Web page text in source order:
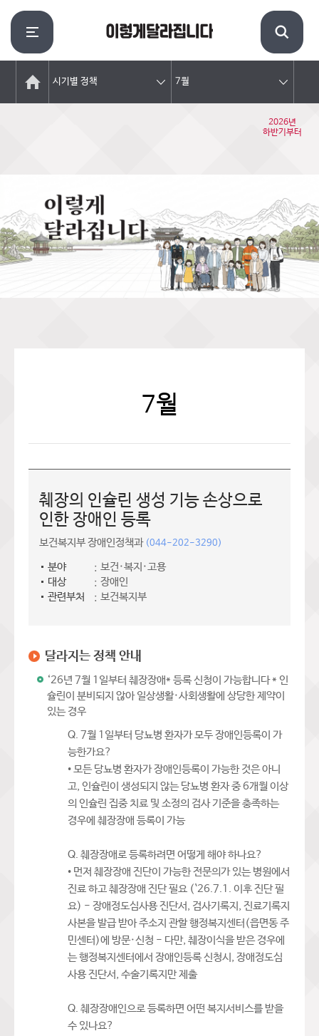
시기별 정책 7월
2026년
하반기부터
7월
췌장의 인슐린 생성 기능 손상으로
인한 장애인 등록
보건복지부 장애인정책과 (044-202-3290)
분야
보건·복지·고용
대상
장애인
관련부처
보건복지부
달라지는 정책 안내
‘26년 7월 1일부터 췌장장애* 등록 신청이 가능합니다 * 인
슐린이 분비되지 않아 일상생활·사회생활에 상당한 제약이
있는 경우
Q. 7월 1일부터 당뇨병 환자가 모두 장애인등록이 가
능한가요?
• 모든 당뇨병 환자가 장애인등록이 가능한 것은 아니
고, 인슐린이 생성되지 않는 당뇨병 환자 중 6개월 이상
의 인슐린 집중 치료 및 소정의 검사 기준을 충족하는
경우에 췌장장애 등록이 가능
Q. 췌장장애로 등록하려면 어떻게 해야 하나요?
• 먼저 췌장장애 진단이 가능한 전문의가 있는 병원에서
진료 하고 췌장장애 진단 필요 (`26.7.1. 이후 진단 필
요) - 장애정도심사용 진단서, 검사기록지, 진료기록지
사본을 발급 받아 주소지 관할 행정복지센터(읍면동 주
민센터)에 방문·신청 - 다만, 췌장이식을 받은 경우에
는 행정복지센터에서 장애인등록 신청시, 장애정도심
사용 진단서, 수술기록지만 제출
Q. 췌장장애인으로 등록하면 어떤 복지서비스를 받을
수 있나요?